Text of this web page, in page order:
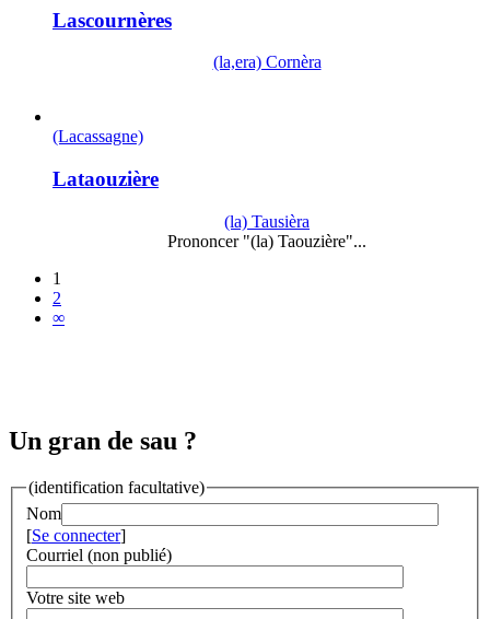
Lascournères
(la,era) Cornèra
(Lacassagne)
Lataouzière
(la) Tausièra
Prononcer "(la) Taouzière"...
1
2
∞
Un gran de sau ?
(identification facultative)
Nom
[Se connecter]
Courriel (non publié)
Votre site web